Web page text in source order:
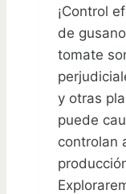
¡Control
de
tomate
y otras
puede
controlan